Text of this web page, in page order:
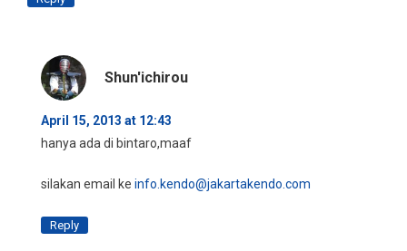
Shun'ichirou
April 15, 2013 at 12:43
hanya ada di bintaro,maaf
silakan email ke info.kendo@jakartakendo.com
Reply